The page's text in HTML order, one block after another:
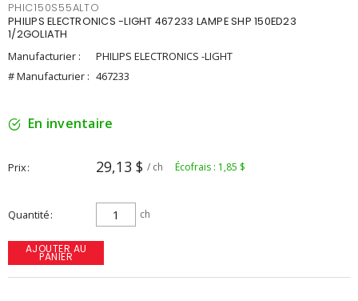
PHIC150S55ALTO
PHILIPS ELECTRONICS -LIGHT 467233 LAMPE SHP 150ED23
1/2GOLIATH
Manufacturier :
PHILIPS ELECTRONICS -LIGHT
# Manufacturier : 467233
En inventaire
Prix 29,13 $ / ch Écofrais : 1,85 $
Quantité ch
AJOUTER AU
PANIER